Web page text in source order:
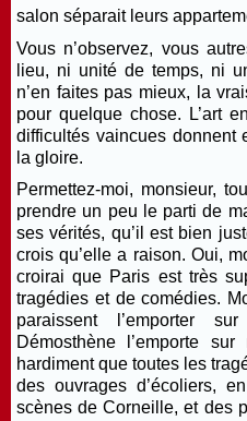
salon séparait leurs
Vous n’observez, vous
lieu, ni unité de temps, ni
n’en faites pas mieux, la
pour quelque chose. L’art
difficultés vaincues donnent
la gloire.
Permettez-moi, monsieur,
prendre un peu le parti de
ses vérités, qu’il est bien
crois qu’elle a raison. Oui,
croirai que Paris est très
tragédies et de comédies.
paraissent l’emporter
Démosthène l’emporte
hardiment que toutes les
des ouvrages d’écoliers,
scènesde Corneille, et des